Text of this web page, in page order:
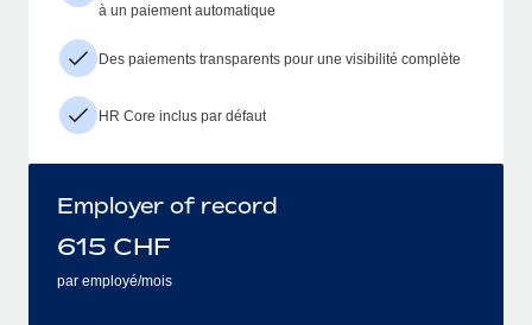
à un paiement automatique
Des paiements transparents pour une visibilité complète
HR Core inclus par défaut
Employer of record
615 CHF
par employé/mois